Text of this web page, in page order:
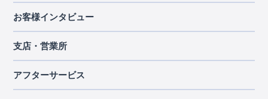
千葉県
中部
山梨県
静岡県
住宅性能評価書
ブルーミングガーデンは地震につよい<建物編>
室内空間を快適に保つ断熱性能
コストパフォーマンスに自信
ご契約までの道のり
現地見学ガイド
ご紹介制度のご案内
お客様インタビュー
支店・営業所
アフターサービス